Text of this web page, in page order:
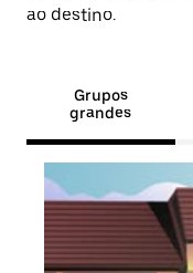
ao destino.
Grupos
grandes